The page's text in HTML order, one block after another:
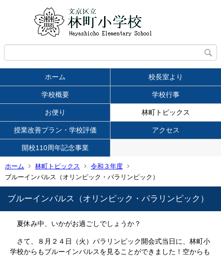
ホーム 校長室より
学校概要 学校行事
お便り 林町トピックス
授業改善プラン・学校評価 アクセス
開校110周年記念事業
ホーム 林町トピックス
令和３年度
ブルーインパルス（オリンピック・パラリンピック）
ブルーインパルス（オリンピック・パラリンピック）
夏休み中、いかがお過ごしでしょうか？
さて、８月２４日（火）パラリンピック開会式当日に、林町小
学校からもブルーインパルスを見ることができました！空からも